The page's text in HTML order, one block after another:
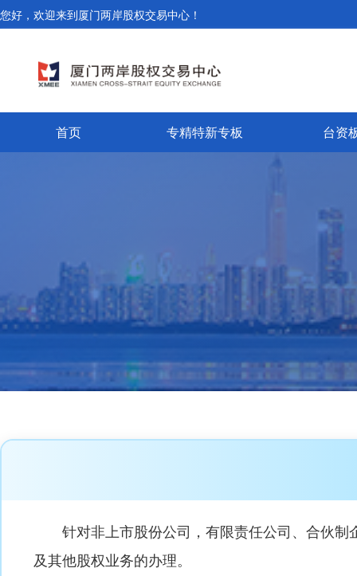
您好，欢迎来到厦门两岸股权交易中心！
首页 专精特新专板 台资
针对非上市股份公司，有限责任公司、合伙
及其他股权业务的办理。